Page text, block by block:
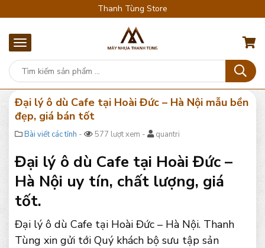
Thanh Tùng Store
Đại lý ô dù Cafe tại Hoài Đức – Hà Nội mẫu bền
đẹp, giá bán tốt
Bài viết các tỉnh - 577 lượt xem - quantri
Đại lý ô dù Cafe tại Hoài Đức –
Hà Nội uy tín, chất lượng, giá
tốt.
Đại lý ô dù Cafe tại Hoài Đức – Hà Nội. Thanh
Tùng xin gửi tới Quý khách bộ sưu tập sản